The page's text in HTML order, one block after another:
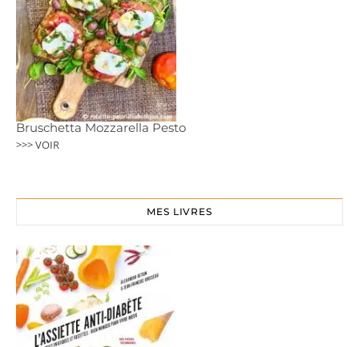
Bruschetta Mozzarella Pesto
>>> VOIR
MES LIVRES